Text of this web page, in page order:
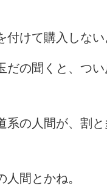
付けて購入しな
だの聞くと、つい
系の人間が、割と
人間とかね。